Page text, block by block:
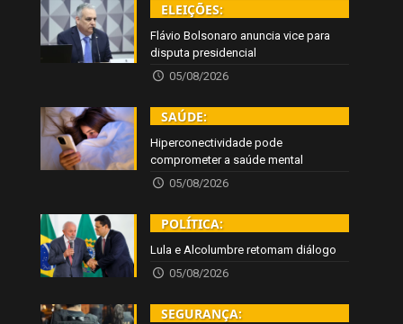
ELEIÇÕES:
Flávio Bolsonaro anuncia vice para
disputa presidencial
05/08/2026
SAÚDE:
Hiperconectividade pode
comprometer a saúde mental
05/08/2026
POLÍTICA:
Lula e Alcolumbre retomam diálogo
05/08/2026
SEGURANÇA: